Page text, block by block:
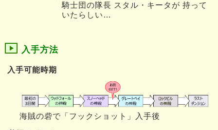
騎士団の隊長 スタル・キータが 持って
いたらしい…
入手方法
入手可能時期
海賊の砦で「フックショット」入手後